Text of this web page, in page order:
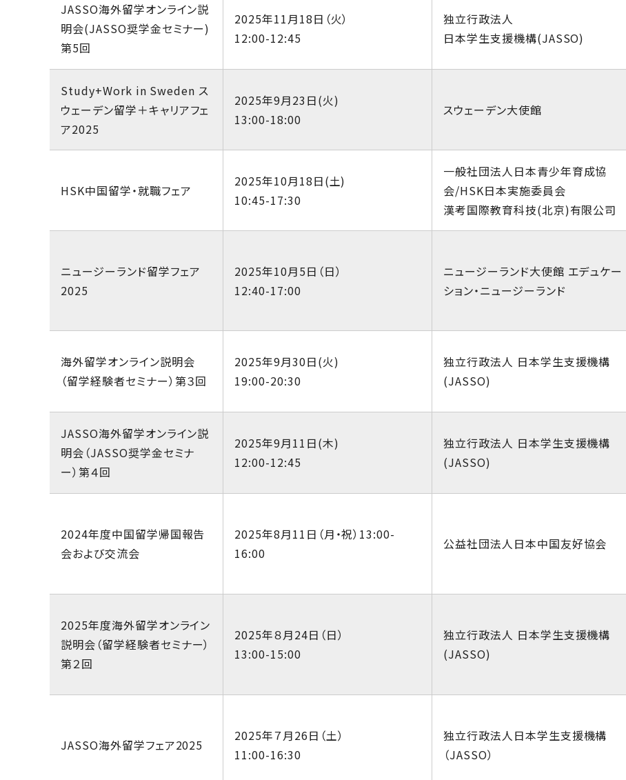
JASSO海外留学オンライン説
明会(JASSO奨学金セミナー)
第5回
2025年11月18日（火）
12:00-12:45
独立行政法人
日本学生支援機構(JASSO)
Study+Work in Sweden ス
ウェーデン留学＋キャリアフェ
ア2025
2025年9月23日(火)
13:00-18:00
スウェーデン大使館
HSK中国留学・就職フェア
2025年10月18日(土)
10:45-17:30
一般社団法人日本青少年育成協
会/HSK日本実施委員会
漢考国際教育科技(北京)有限公司
ニュージーランド留学フェア
2025
2025年10月5日（日）
12:40-17:00
ニュージーランド大使館 エデュケー
ション・ニュージーランド
海外留学オンライン説明会
（留学経験者セミナー）第３回
2025年9月30日(火)
19:00-20:30
独立行政法人 日本学生支援機構
(JASSO)
JASSO海外留学オンライン説
明会（JASSO奨学金セミナ
ー）第４回
2025年9月11日(木)
12:00-12:45
独立行政法人 日本学生支援機構
(JASSO)
2024年度中国留学帰国報告
会および交流会
2025年8月11日（月・祝）13:00-
16:00
公益社団法人日本中国友好協会
2025年度海外留学オンライン
説明会（留学経験者セミナー）
第２回
2025年８月24日（日）
13:00-15:00
独立行政法人 日本学生支援機構
(JASSO)
JASSO海外留学フェア2025
2025年７月26日（土）
11:00-16:30
独立行政法人日本学生支援機構
（JASSO）